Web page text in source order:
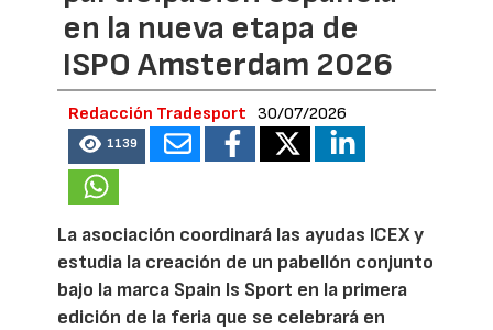
en la nueva etapa de
ISPO Amsterdam 2026
Redacción Tradesport 30/07/2026
1139
La asociación coordinará las ayudas ICEX y
estudia la creación de un pabellón conjunto
bajo la marca Spain Is Sport en la primera
edición de la feria que se celebrará en